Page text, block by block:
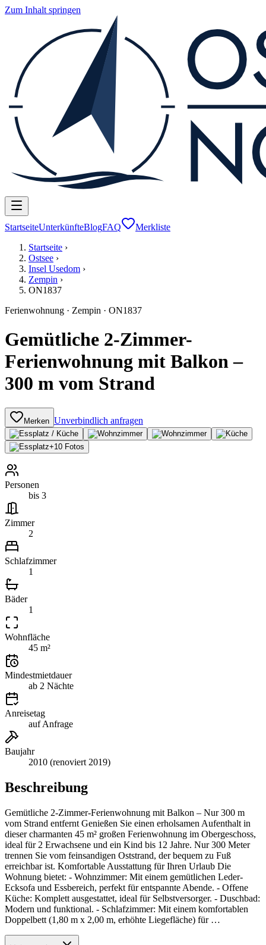
Zum Inhalt springen
StartseiteUnterkünfteBlogFAQ
Merkliste
Startseite ›
Ostsee ›
Insel Usedom ›
Zempin ›
ON1837
Ferienwohnung · Zempin · ON1837
Gemütliche 2-Zimmer-
Ferienwohnung mit Balkon –
300 m vom Strand
Merken Unverbindlich anfragen
+10 Fotos
Personen
bis 3
Zimmer
2
Schlafzimmer
1
Bäder
1
Wohnfläche
45 m²
Mindestmietdauer
ab 2 Nächte
Anreisetag
auf Anfrage
Baujahr
2010 (renoviert 2019)
Beschreibung
Gemütliche 2-Zimmer-Ferienwohnung mit Balkon – Nur 300 m
vom Strand entfernt Genießen Sie einen erholsamen Aufenthalt in
dieser charmanten 45 m² großen Ferienwohnung im Obergeschoss,
ideal für 2 Erwachsene und ein Kind bis 12 Jahre. Nur 300 Meter
trennen Sie vom feinsandigen Oststrand, der bequem zu Fuß
erreichbar ist. Komfortable Ausstattung für Ihren Urlaub Die
Wohnung bietet: - Wohnzimmer: Mit einem gemütlichen Leder-
Ecksofa und Essbereich, perfekt für entspannte Abende. - Offene
Küche: Komplett ausgestattet, ideal für Selbstversorger. - Duschbad:
Modern und funktional. - Schlafzimmer: Mit einem komfortablen
Doppelbett (1,80 m x 2,00 m, erhöhte Liegefläche) für…